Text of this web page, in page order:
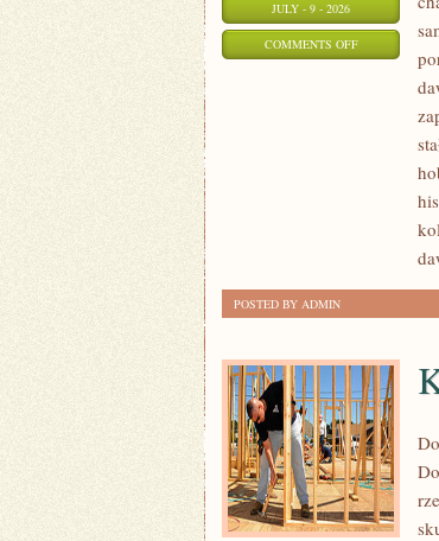
JULY - 9 - 2026
COMMENTS OFFON
SAMOCHODY
POSTED BY ADMIN